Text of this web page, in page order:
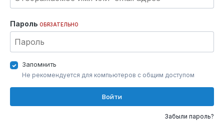
Пароль ОБЯЗАТЕЛЬНО
Запомнить
Не рекомендуется для компьютеров с общим доступом
Войти
Забыли пароль?